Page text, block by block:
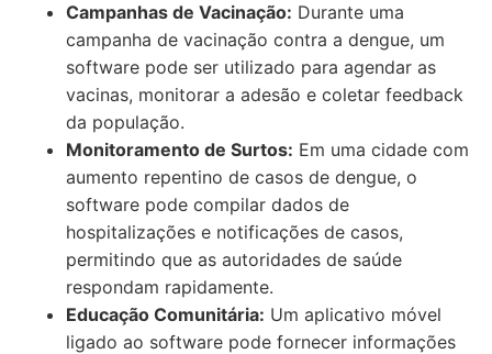
Campanhas de Vacinação: Durante uma
campanha de vacinação contra a dengue, um
software pode ser utilizado para agendar as
vacinas, monitorar a adesão e coletar feedback
da população.
Monitoramento de Surtos: Em uma cidade com
aumento repentino de casos de dengue, o
software pode compilar dados de
hospitalizações e notificações de casos,
permitindo que as autoridades de saúde
respondam rapidamente.
Educação Comunitária: Um aplicativo móvel
ligado ao software pode fornecer informações